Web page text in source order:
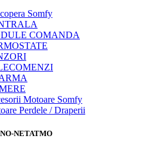
Somfy
COMANDA
Motoare Somfy
Perdele / Draperii
NETATMO